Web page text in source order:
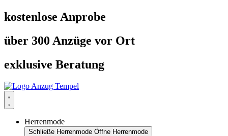
Zum
Inhalt
kostenlose Anprobe
über 300 Anzüge vor Ort
exklusive Beratung
Herrenmode
Schließe Herrenmode Öffne Herrenmode